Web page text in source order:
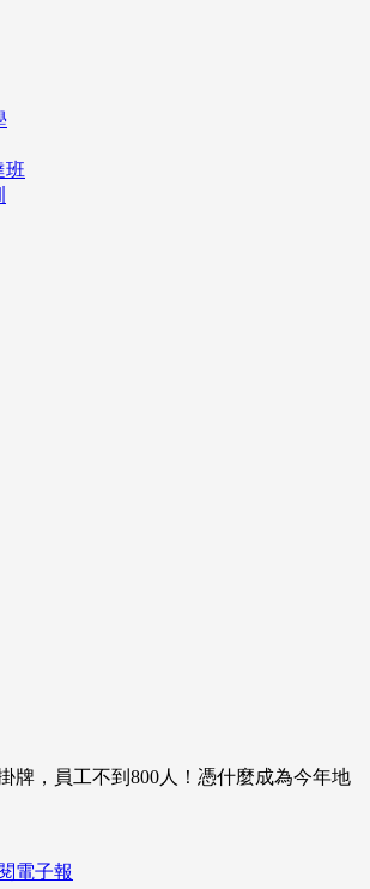
班
電子報
牌，員工不到800人！憑什麼成為今年地